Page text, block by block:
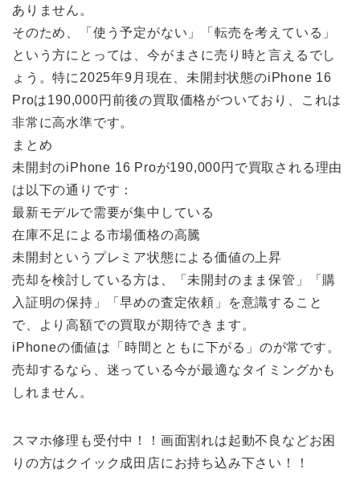
ありません。
そのため、「使う予定がない」「転売を考えている」
という方にとっては、今がまさに売り時と言えるでし
ょう。特に2025年9月現在、未開封状態のiPhone 16
Proは190,000円前後の買取価格がついており、これは
非常に高水準です。
まとめ
未開封のiPhone 16 Proが190,000円で買取される理由
は以下の通りです：
最新モデルで需要が集中している
在庫不足による市場価格の高騰
未開封というプレミア状態による価値の上昇
売却を検討している方は、「未開封のまま保管」「購
入証明の保持」「早めの査定依頼」を意識すること
で、より高額での買取が期待できます。
iPhoneの価値は「時間とともに下がる」のが常です。
売却するなら、迷っている今が最適なタイミングかも
しれません。
スマホ修理も受付中！！画面割れは起動不良などお困
りの方はクイック成田店にお持ち込み下さい！！